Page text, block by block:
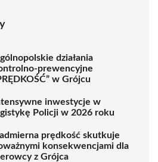
działania
prewencyjne
w Grójcu
inwestycje w
Policji w 2026 roku
prędkość skutkuje
konsekwencjami dla
z Grójca